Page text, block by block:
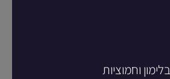
וחמוציות